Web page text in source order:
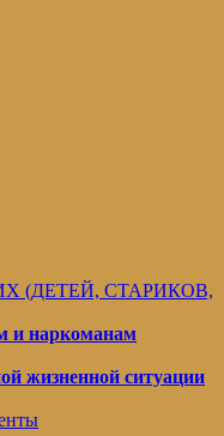
(ДЕТЕЙ, СТАРИКОВ,
и наркоманам
жизненной ситуации